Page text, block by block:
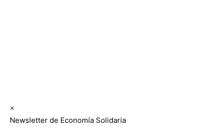
×
Newsletter de Economía Solidaria